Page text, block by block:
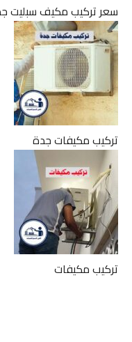
سعر تركيب مكيف سبليت جدة
تركيب مكيفات جدة
تركيب مكيفات